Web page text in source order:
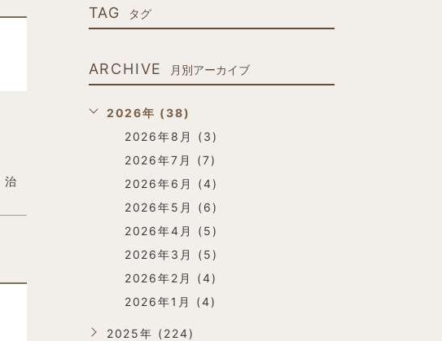
治
TAG タグ
ARCHIVE 月別アーカイブ
2026年 (38)
2026年8月 (3)
2026年7月 (7)
2026年6月 (4)
2026年5月 (6)
2026年4月 (5)
2026年3月 (5)
2026年2月 (4)
2026年1月 (4)
2025年 (224)